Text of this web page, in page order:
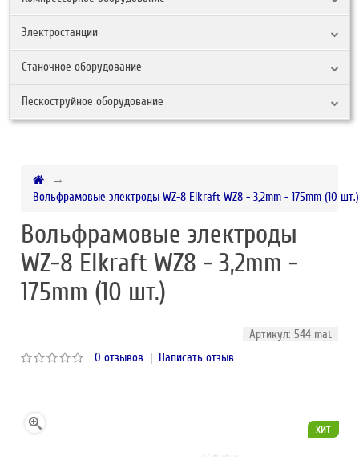
Электростанции
Станочное оборудование
Пескоструйное оборудование
Вольфрамовые электроды WZ-8 Elkraft WZ8 - 3,2mm - 175mm (10 шт.)
Вольфрамовые электроды
WZ-8 Elkraft WZ8 - 3,2mm -
175mm (10 шт.)
Артикул: 544 mat
0 отзывов | Написать отзыв
хит